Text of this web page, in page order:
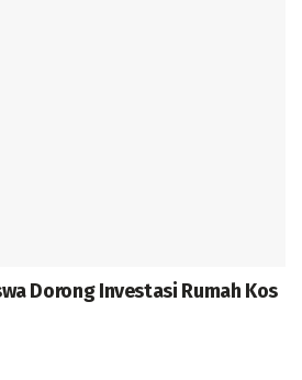
Dorong Investasi Rumah Kos